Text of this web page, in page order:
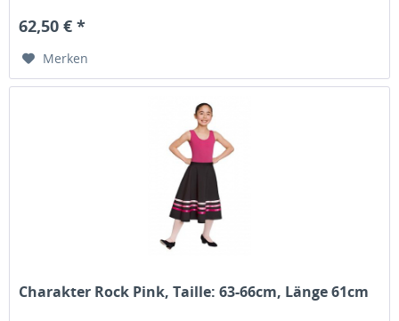
62,50 € *
Merken
Charakter Rock Pink, Taille: 63-66cm, Länge 61cm